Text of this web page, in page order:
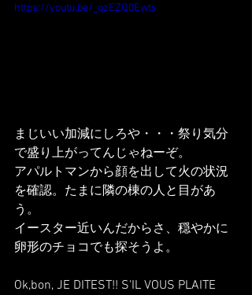
https://youtu.be/_qzEZQ0Ewts
まじいい加減にしろや・・・祭り気分
で盛り上がってんじゃねーぞ。
アパルトマンから顔を出して火の状況
を確認。たまに隣の棟の人と目があ
う。
イースター近いんだからさ、穏やかに
卵形のチョコでも探そうよ。
Ok,bon, JE DITEST!! S'IL VOUS PLAITE